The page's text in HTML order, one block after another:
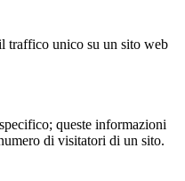
traffico unico su un sito web
queste informazioni
di visitatori di un sito.